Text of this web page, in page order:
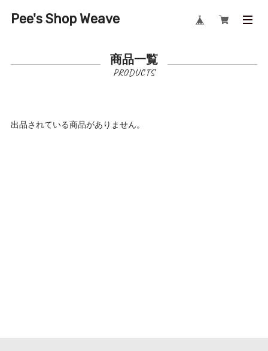
Pee's Shop Weave
商品一覧
出品されている商品がありません。